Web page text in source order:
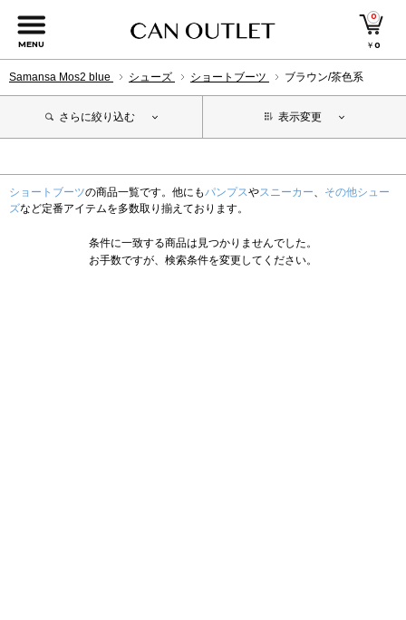
MENU
0
￥0
Samansa Mos2 blue シューズ ショートブーツ ブラウン/茶色系
さらに絞り込む 表示変更
ショートブーツの商品一覧です。他にもパンプスやスニーカー、 その他シュー
ズなど定番アイテムを多数取り揃えております。
条件に一致する商品は見つかりませんでした。
お手数ですが、検索条件を変更してください。